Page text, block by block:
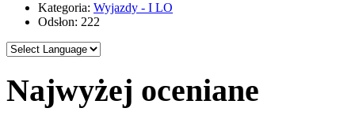
Kategoria: Wyjazdy - I LO
Odsłon: 222
Najwyżej oceniane